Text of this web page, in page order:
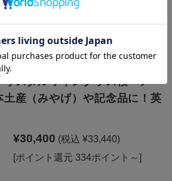
スタルワイングラス桜ペア
土産（みやげ）や記念品に！英
¥30,400 (税込 ¥33,440)
[ポイント還元 334ポイント～]